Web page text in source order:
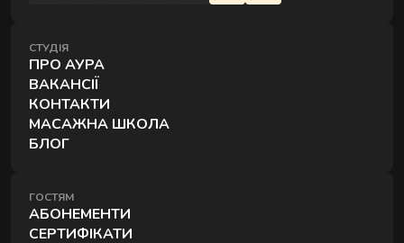
СТУДІЯ
ПРО АУРА
ВАКАНСІЇ
КОНТАКТИ
МАСАЖНА ШКОЛА
БЛОГ
ГОСТЯМ
АБОНЕМЕНТИ
СЕРТИФІКАТИ